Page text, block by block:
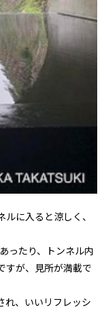
に入ると涼しく、
ったり、トンネル内
すが、見所が満載で
れ、いいリフレッシ